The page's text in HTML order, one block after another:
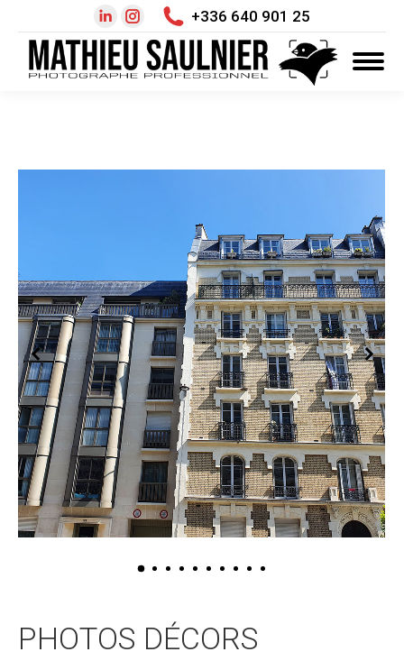
LinkedIn
page
opens
Instagram
page
opens
+336 640 901 25
PHOTOS DÉCORS